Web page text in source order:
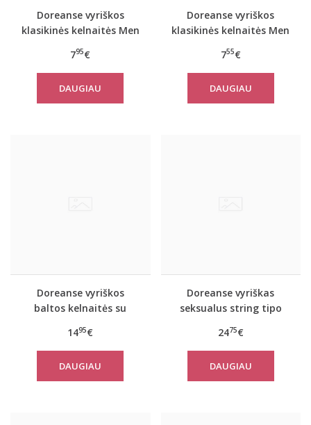
Doreanse vyriškos
klasikinės kelnaitės Men
795€
DAUGIAU
Doreanse vyriškos
klasikinės kelnaitės Men
755€
DAUGIAU
Doreanse vyriškos
baltos kelnaitės su
1495€
DAUGIAU
Doreanse vyriškas
seksualus string tipo
2475€
DAUGIAU